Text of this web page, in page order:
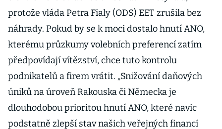
protože vláda Petra Fialy (ODS) EET zrušila bez
náhrady. Pokud by se k moci dostalo hnutí ANO,
kterému průzkumy volebních preferencí zatím
předpovídají vítězství, chce tuto kontrolu
podnikatelů a firem vrátit. „Snižování daňových
úniků na úroveň Rakouska či Německa je
dlouhodobou prioritou hnutí ANO, které navíc
podstatně zlepší stav našich veřejných financí